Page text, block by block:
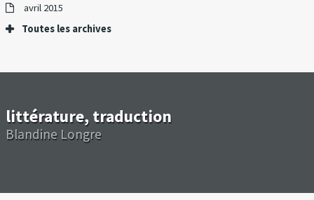
avril 2015
Toutes les archives
littérature, traduction
Blandine Longre